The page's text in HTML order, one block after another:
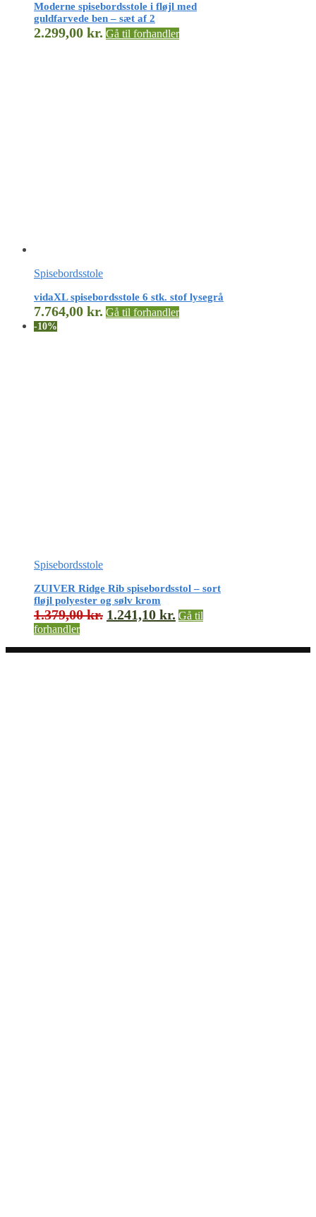
Moderne spisebordsstole i fløjl med
guldfarvede ben – sæt af 2
2.299,00 kr. Gå til forhandler
Spisebordsstole
vidaXL spisebordsstole 6 stk. stof lysegrå
7.764,00 kr. Gå til forhandler
-10%
Spisebordsstole
ZUIVER Ridge Rib spisebordsstol – sort
fløjl polyester og sølv krom
1.379,00kr. 1.241,10 kr. Gå til
forhandler